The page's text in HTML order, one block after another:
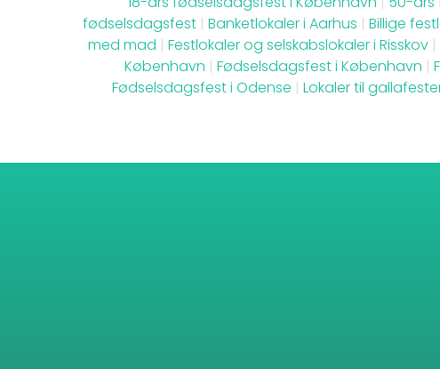
fødselsdagsfest | Banketlokaler i Aarhus | Billige
med mad | Festlokaler og selskabslokaler i Risskov |
København | Fødselsdagsfest i København |
Fødselsdagsfest i Odense | Lokaler til